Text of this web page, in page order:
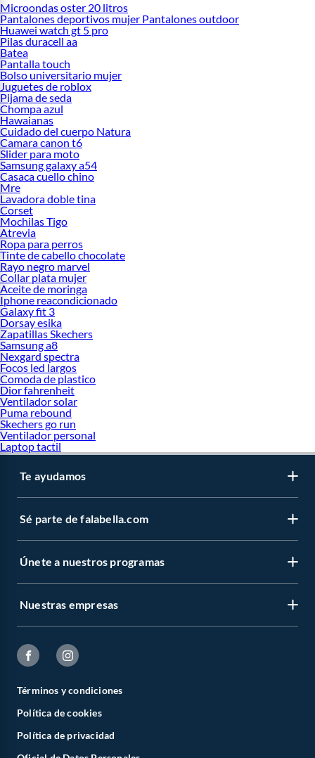
Microondas oster 20 litros
Pantalones deportivos mujer Pantalones outdoor
Huawei watch gt 5 pro
Pilas duracell aa
Batea
Pantalla touch
Bolso universitario mujer
Juguetes de roblox
Pijama de seda
Chompa azul
Hawaianas
Cuidado del cuerpo Natura
Camara canon t6
Slider para moto
Samsung galaxy a54
Casaca cuello chino
Mre
Lavadora doble tina
Corset
Mochilas Tigo
Atrevia
Ropa para perros
Tinte de cabello chocolate
Rayo negro marvel
Collar plata mujer
Aceite de moringa
Iphone reacondicionado
Galaxy fit 3
Dorsay esika
Zapatillas Skechers
Samsung a8
Nexgard spectra
Focos led largos
Comoda de plastico
Dior fahrenheit
Ventilador solar
Puma rebound
Skechers go run
Ventilador personal
Laptop tactil
Te ayudamos
Sé parte de falabella.com
Únete a nuestros programas
Nuestras empresas
Términos y condiciones
Política de cookies
Política de privacidad